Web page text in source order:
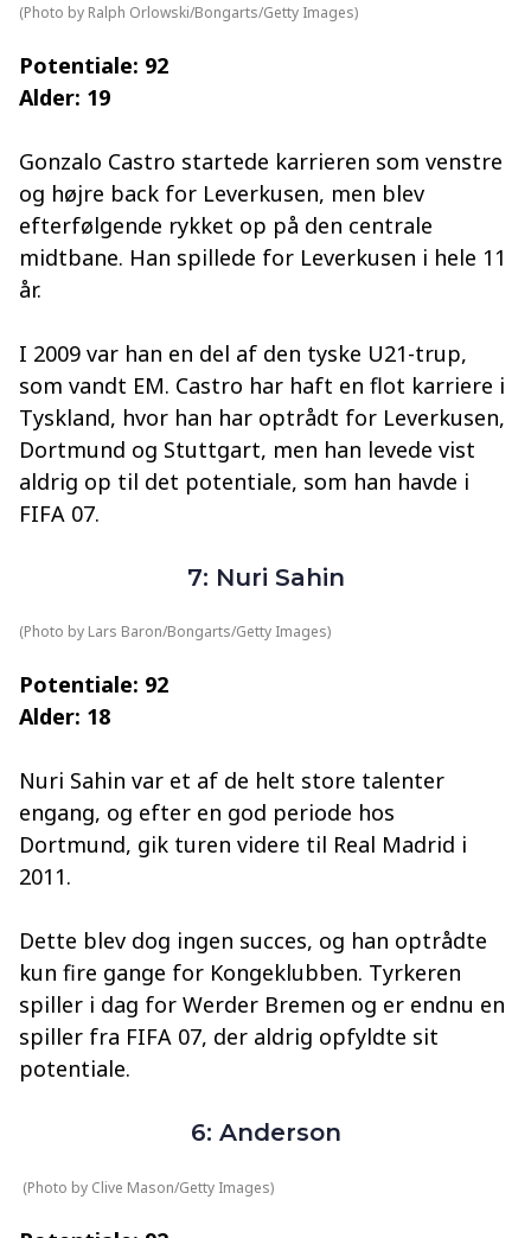
(Photo by Ralph Orlowski/Bongarts/Getty Images)
Potentiale: 92
Alder: 19
Gonzalo Castro startede karrieren som venstre
og højre back for Leverkusen, men blev
efterfølgende rykket op på den centrale
midtbane. Han spillede for Leverkusen i hele 11
år.
I 2009 var han en del af den tyske U21-trup,
som vandt EM. Castro har haft en flot karriere i
Tyskland, hvor han har optrådt for Leverkusen,
Dortmund og Stuttgart, men han levede vist
aldrig op til det potentiale, som han havde i
FIFA 07.
7: Nuri Sahin
(Photo by Lars Baron/Bongarts/Getty Images)
Potentiale: 92
Alder: 18
Nuri Sahin var et af de helt store talenter
engang, og efter en god periode hos
Dortmund, gik turen videre til Real Madrid i
2011.
Dette blev dog ingen succes, og han optrådte
kun fire gange for Kongeklubben. Tyrkeren
spiller i dag for Werder Bremen og er endnu en
spiller fra FIFA 07, der aldrig opfyldte sit
potentiale.
6: Anderson
(Photo by Clive Mason/Getty Images)